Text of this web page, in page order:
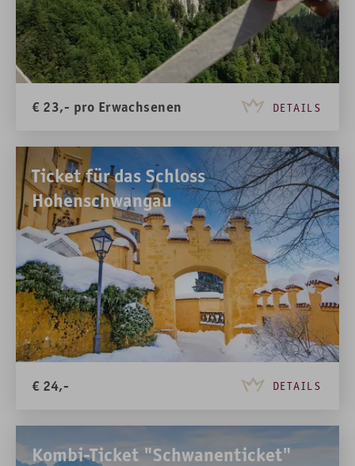
€ 23,- pro Erwachsenen DETAILS
Ticket für das Schloss
Hohenschwangau
€ 24,- DETAILS
Kombi-Ticket "Schwanenticket"